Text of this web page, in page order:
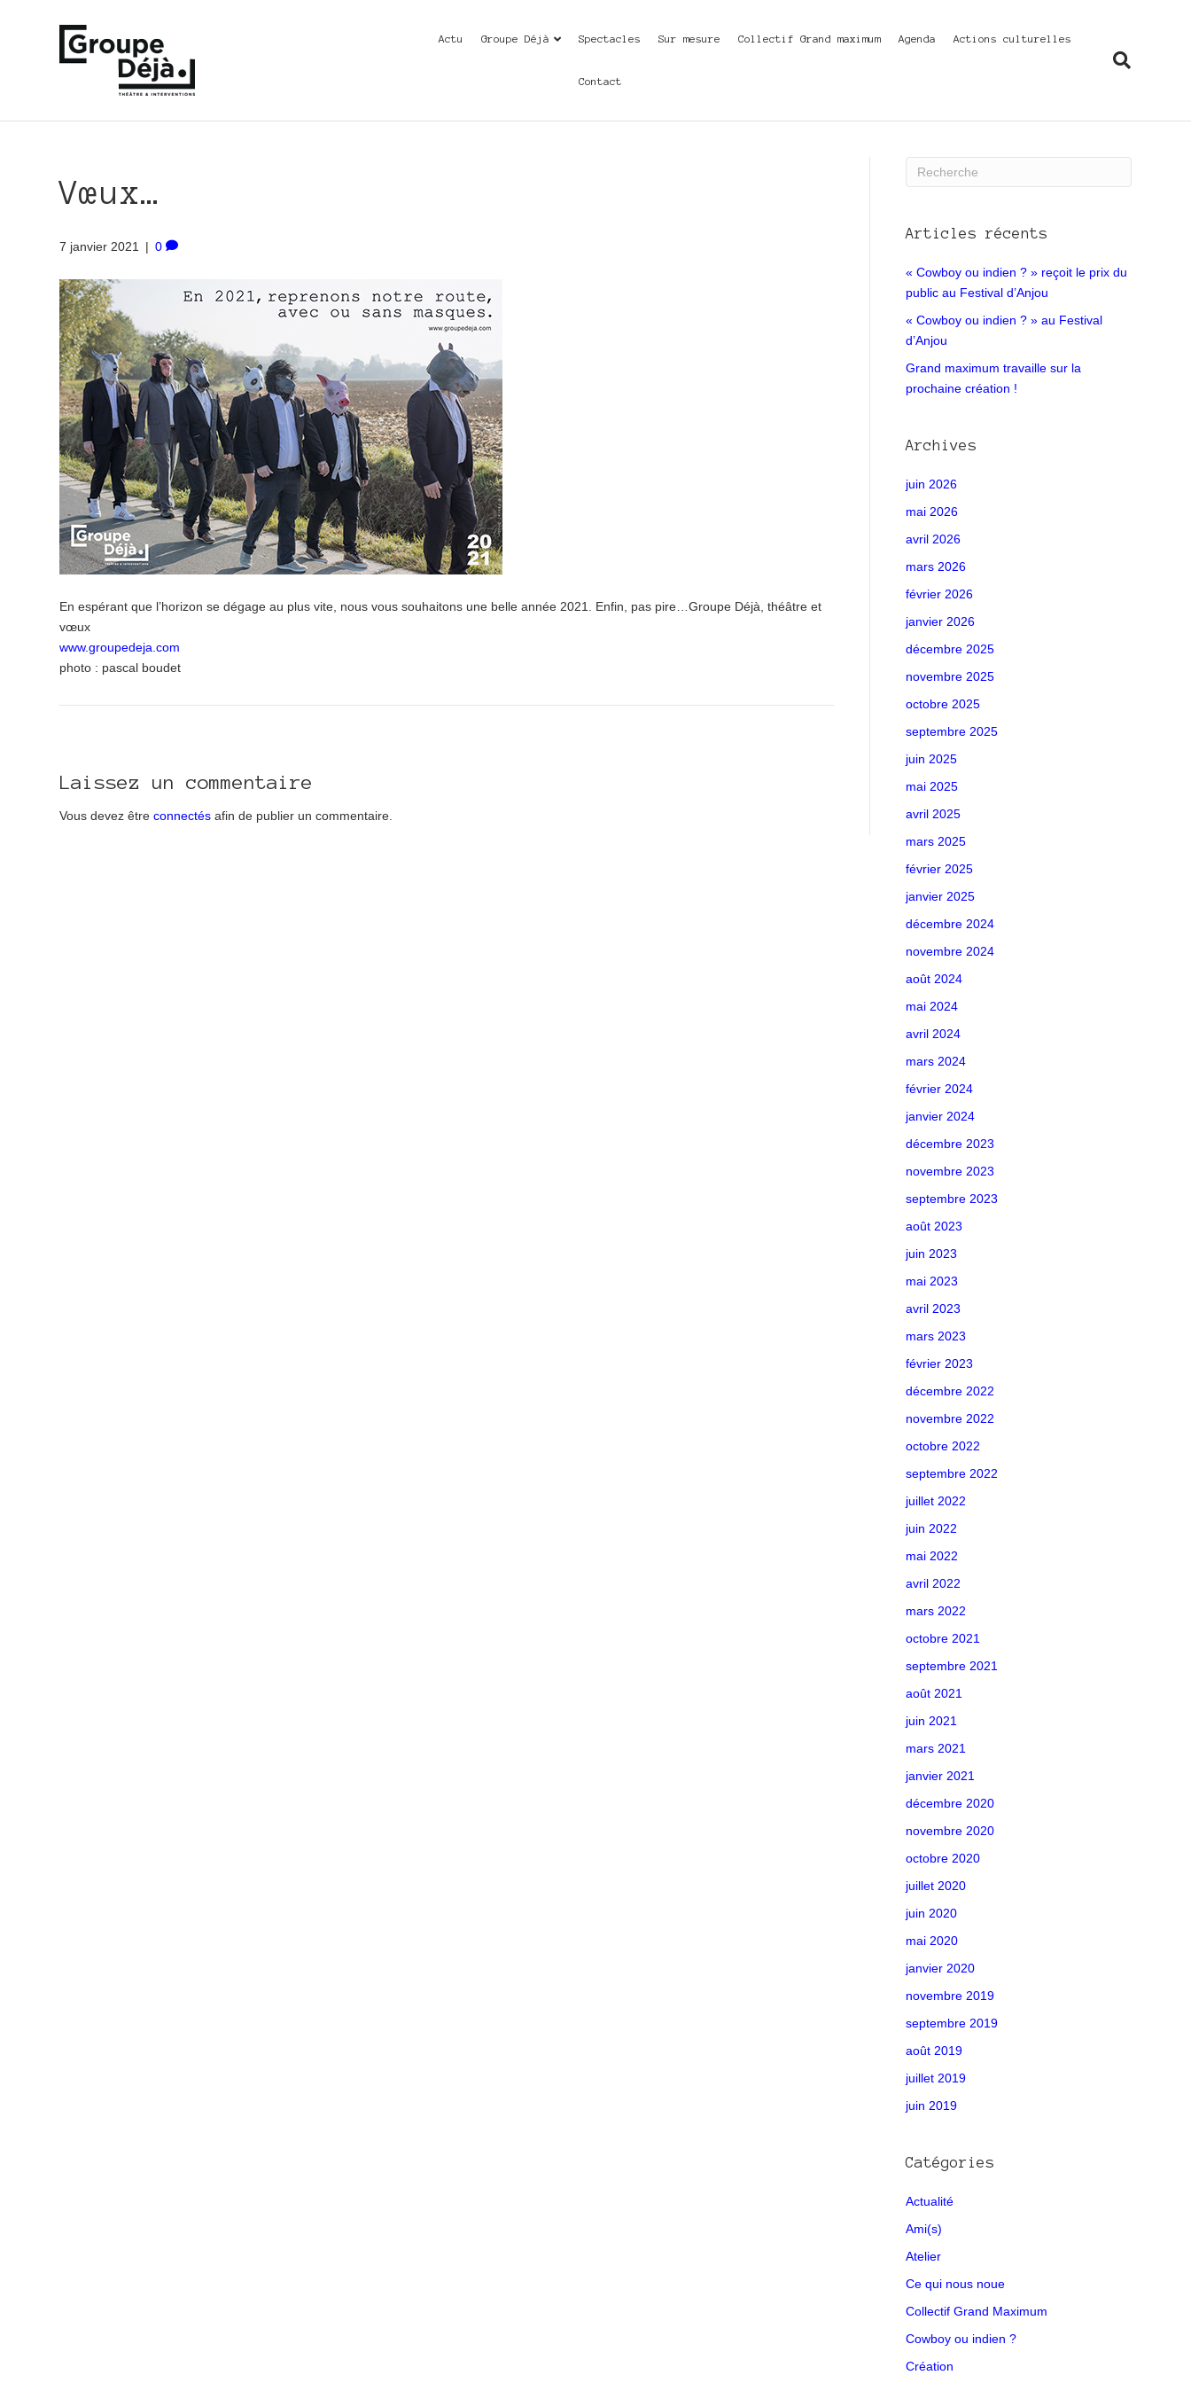
Actu Groupe Déjà Spectacles Sur mesure Collectif Grand maximum Agenda Actions culturelles
Contact
Vœux…
7 janvier 2021 | 0
En espérant que l’horizon se dégage au plus vite, nous vous souhaitons une belle année 2021. Enfin, pas pire…Groupe Déjà, théâtre et
vœux
www.groupedeja.com
photo : pascal boudet
Laissez un commentaire
Vous devez êtreconnectés afin de publier un commentaire.
Articles récents
« Cowboy ou indien ? » reçoit le prix du
public au Festival d’Anjou
« Cowboy ou indien ? » au Festival
d’Anjou
Grand maximum travaille sur la
prochaine création !
Archives
juin 2026
mai 2026
avril 2026
mars 2026
février 2026
janvier 2026
décembre 2025
novembre 2025
octobre 2025
septembre 2025
juin 2025
mai 2025
avril 2025
mars 2025
février 2025
janvier 2025
décembre 2024
novembre 2024
août 2024
mai 2024
avril 2024
mars 2024
février 2024
janvier 2024
décembre 2023
novembre 2023
septembre 2023
août 2023
juin 2023
mai 2023
avril 2023
mars 2023
février 2023
décembre 2022
novembre 2022
octobre 2022
septembre 2022
juillet 2022
juin 2022
mai 2022
avril 2022
mars 2022
octobre 2021
septembre 2021
août 2021
juin 2021
mars 2021
janvier 2021
décembre 2020
novembre 2020
octobre 2020
juillet 2020
juin 2020
mai 2020
janvier 2020
novembre 2019
septembre 2019
août 2019
juillet 2019
juin 2019
Catégories
Actualité
Ami(s)
Atelier
Ce qui nous noue
Collectif Grand Maximum
Cowboy ou indien ?
Création